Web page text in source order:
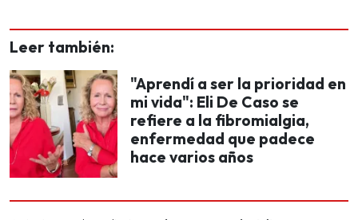
Leer también:
"Aprendí a ser la prioridad en
mi vida": Eli De Caso se
refiere a la fibromialgia,
enfermedad que padece
hace varios años